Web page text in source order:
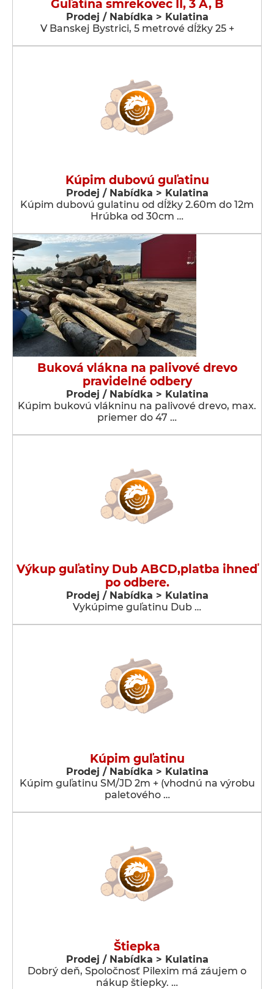
Guľatina smrekovec II, 3 A, B
Prodej / Nabídka > Kulatina
V Banskej Bystrici, 5 metrové dĺžky 25 +
Kúpim dubovú guľatinu
Prodej / Nabídka > Kulatina
Kúpim dubovú gulatinu od dĺžky 2.60m do 12m
Hrúbka od 30cm …
Buková vlákna na palivové drevo
pravidelné odbery
Prodej / Nabídka > Kulatina
Kúpim bukovú vlákninu na palivové drevo, max.
priemer do 47 …
Výkup guľatiny Dub ABCD,platba ihneď
po odbere.
Prodej / Nabídka > Kulatina
Vykúpime guľatinu Dub …
Kúpim guľatinu
Prodej / Nabídka > Kulatina
Kúpim guľatinu SM/JD 2m + (vhodnú na výrobu
paletového …
Štiepka
Prodej / Nabídka > Kulatina
Dobrý deň, Spoločnosť Pilexim má záujem o
nákup štiepky. …